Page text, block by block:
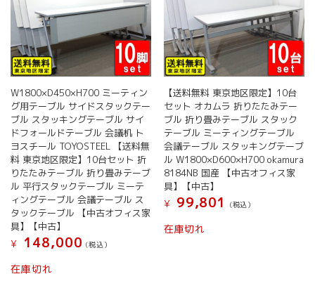
W1800×D450×H700 ミーティン
グ用テーブル サイドスタックテー
ブル スタッキングテーブル サイ
ドフォールドテーブル 会議机 ト
ヨスチール TOYOSTEEL 【送料無
料 東京地区限定】10台セット 折
りたたみテーブル 折り畳みテーブ
ル 平行スタックテーブル ミーテ
ィングテーブル 会議テーブル ス
タックテーブル 【中古オフィス家
具】【中古】
¥
148,000 (税込）
在庫切れ
【送料無料 東京地区限定】10台
セット オカムラ 折りたたみテー
ブル 折り畳みテーブル スタック
テーブル ミーティングテーブル
会議テーブル スタッキングテーブ
ル W1800×D600×H700 okamura
8184NB 国産 【中古オフィス家
具】【中古】
¥
99,801 (税込）
在庫切れ